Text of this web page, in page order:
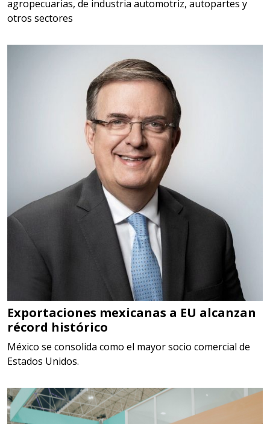
Empresa en Querétaro
Requiere:
HERRAMIENTAS DE TORQUE
Especificaciones:
TORQUE CONTROLADO,
MECANICOS, ELECTRONICOS,
DIGITALES, MULTIPLICADORES,
PARA PUNTAS,
Aplicar al Requerimiento
Empresa en Estado de México
SCRAP
Somos Proveedores de GESTION
DE RESIDUOS Y DESTRUCCION
FISCAL
Aplicar al Requerimiento
Empresa en Jalisco
Requiere:
agropecuarias, de industria automotriz, autopartes y
otros sectores
Exportaciones mexicanas a EU alcanzan
récord histórico
México se consolida como el mayor socio comercial de
Estados Unidos.